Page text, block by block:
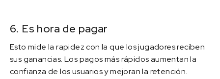
6. Es hora de pagar
Esto mide la rapidez con la que los jugadores reciben
sus ganancias. Los pagos más rápidos aumentan la
confianza de los usuarios y mejoran la retención.